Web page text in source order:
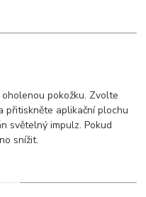
pokožku. Zvolte
přitiskněte aplikační plochu
světelný impulz. Pokud
snížit.